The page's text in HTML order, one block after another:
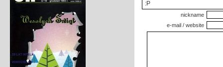
:P
nickname
e-mail / website